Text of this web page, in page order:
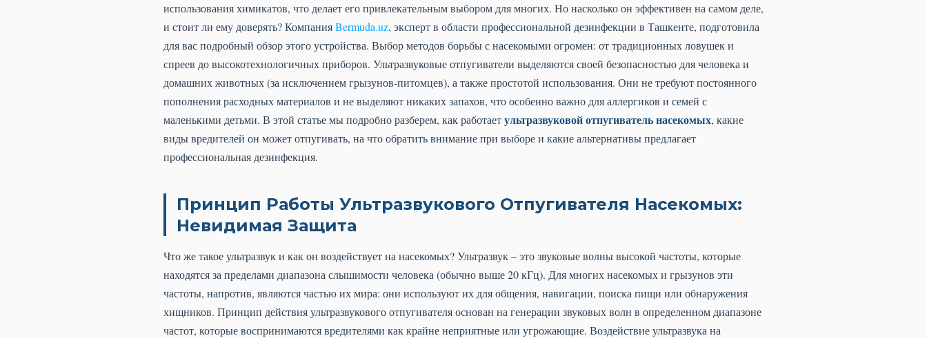
использования химикатов, что делает его привлекательным выбором для многих. Но насколько он эффективен на самом деле,
и стоит ли ему доверять? КомпанияBermuda.uz, эксперт в области профессиональной дезинфекции в Ташкенте, подготовила
для вас подробный обзор этого устройства. Выбор методов борьбы с насекомыми огромен: от традиционных ловушек и
спреев до высокотехнологичных приборов. Ультразвуковые отпугиватели выделяются своей безопасностью для человека и
домашних животных (за исключением грызунов-питомцев), а также простотой использования. Они не требуют постоянного
пополнения расходных материалов и не выделяют никаких запахов, что особенно важно для аллергиков и семей с
маленькими детьми. В этой статье мы подробно разберем, как работаетультразвуковой отпугиватель насекомых, какие
виды вредителей он может отпугивать, на что обратить внимание при выборе и какие альтернативы предлагает
профессиональная дезинфекция.
Принцип Работы Ультразвукового Отпугивателя Насекомых:
Невидимая Защита
Что же такое ультразвук и как он воздействует на насекомых? Ультразвук – это звуковые волны высокой частоты, которые
находятся за пределами диапазона слышимости человека (обычно выше 20 кГц). Для многих насекомых и грызунов эти
частоты, напротив, являются частью их мира: они используют их для общения, навигации, поиска пищи или обнаружения
хищников. Принцип действия ультразвукового отпугивателя основан на генерации звуковых волн в определенном диапазоне
частот, которые воспринимаются вредителями как крайне неприятные или угрожающие. Воздействие ультразвука на